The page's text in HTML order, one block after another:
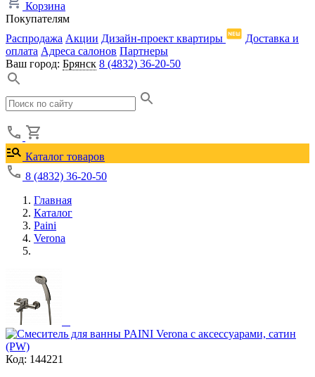
Корзина
Покупателям
Распродажа Акции Дизайн-проект квартиры
Доставка и
оплата Адреса салонов Партнеры
Ваш город: Брянск 8 (4832) 36-20-50
Каталог товаров
8 (4832) 36-20-50
Главная
Каталог
Paini
Verona
Код: 144221